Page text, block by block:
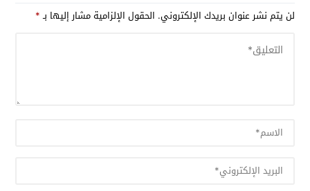
لن يتم نشر عنوان بريدك الإلكتروني. الحقول الإلزامية مشار إليها بـ*